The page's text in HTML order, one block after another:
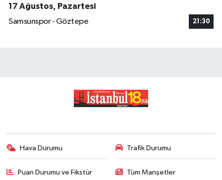
17 Ağustos, Pazartesi
Samsunspor - Göztepe
21:30
Hava Durumu Trafik Durumu
Puan Durumu ve Fikstür Tüm Manşetler